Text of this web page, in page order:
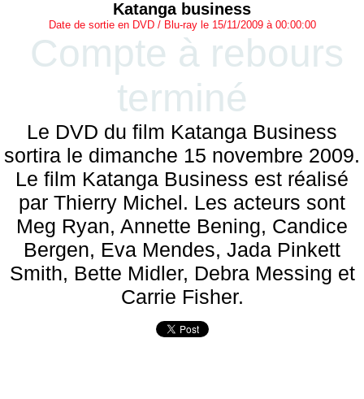
Katanga business
Date de sortie en DVD / Blu-ray le 15/11/2009 à 00:00:00
Compte à rebours
terminé
Le DVD du film Katanga Business
sortira le dimanche 15 novembre 2009.
Le film Katanga Business est réalisé
par Thierry Michel. Les acteurs sont
Meg Ryan, Annette Bening, Candice
Bergen, Eva Mendes, Jada Pinkett
Smith, Bette Midler, Debra Messing et
Carrie Fisher.